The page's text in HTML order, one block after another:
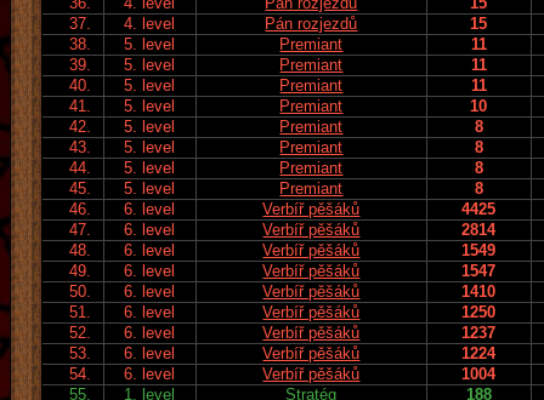
37.
4. level Pán rozjezdů
15
38.
5. level Premiant
11
39.
5. level Premiant
11
40.
5. level Premiant
11
41.
5. level Premiant
10
42.
5. level Premiant
8
43.
5. level Premiant
8
44.
5. level Premiant
8
45.
5. level Premiant
8
46.
6. level Verbíř pěšáků
4425
47.
6. level Verbíř pěšáků
2814
48.
6. level Verbíř pěšáků
1549
49.
6. level Verbíř pěšáků
1547
50.
6. level Verbíř pěšáků
1410
51.
6. level Verbíř pěšáků
1250
52.
6. level Verbíř pěšáků
1237
53.
6. level Verbíř pěšáků
1224
54.
6. level Verbíř pěšáků
1004
55.
1. level Stratég
188